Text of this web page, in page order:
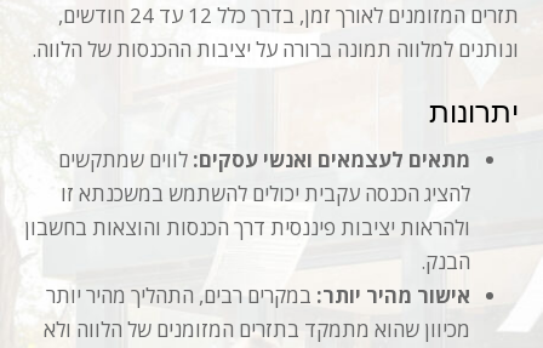
תזרים המזומנים לאורך זמן, בדרך כלל 12 עד 24 חודשים,
ונותנים למלווה תמונה ברורה על יציבות ההכנסות של הלווה.
יתרונות
מתאים לעצמאים ואנשי עסקים: לווים שמתקשים
להציג הכנסה עקבית יכולים להשתמש במשכנתא זו
ולהראות יציבות פיננסית דרך הכנסות והוצאות בחשבון
הבנק.
אישור מהיר יותר: במקרים רבים, התהליך מהיר יותר
מכיוון שהוא מתמקד בתזרים המזומנים של הלווה ולא